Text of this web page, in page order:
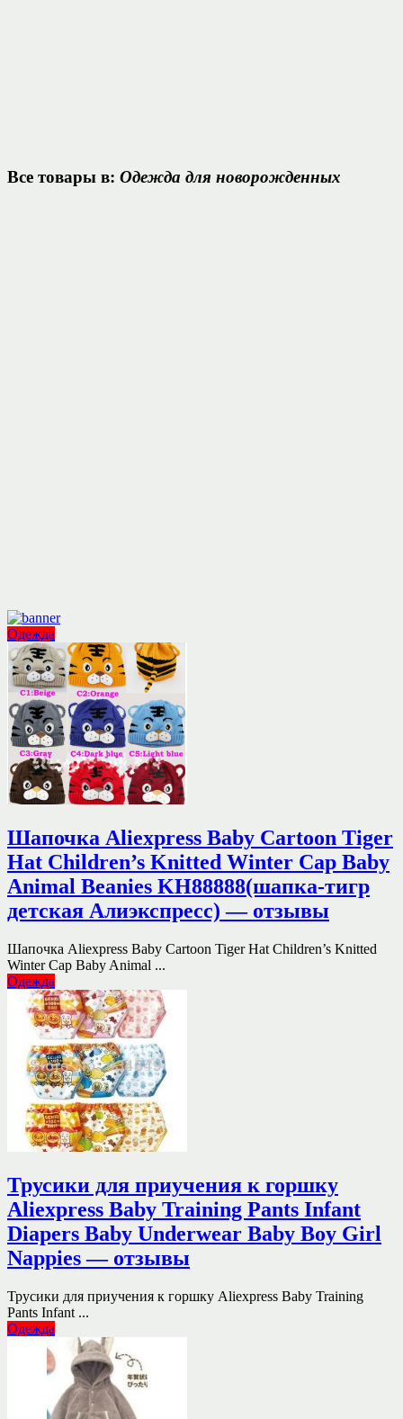
Все товары в: Одежда для новорожденных
Одежда
Шапочка Aliexpress Baby Cartoon Tiger
Hat Children’s Knitted Winter Cap Baby
Animal Beanies KH88888(шапка-тигр
детская Алиэкспресс) — отзывы
Шапочка Aliexpress Baby Cartoon Tiger Hat Children’s Knitted
Winter Cap Baby Animal ...
Одежда
Трусики для приучения к горшку
Aliexpress Baby Training Pants Infant
Diapers Baby Underwear Baby Boy Girl
Nappies — отзывы
Трусики для приучения к горшку Aliexpress Baby Training
Pants Infant ...
Одежда